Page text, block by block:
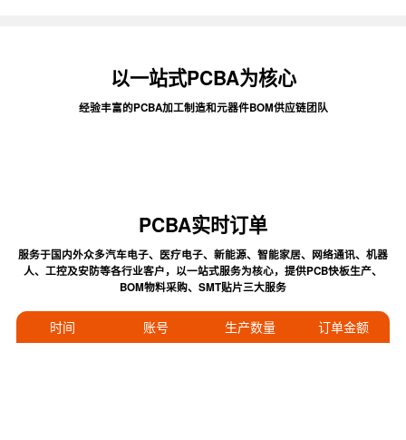
以一站式PCBA为核心
经验丰富的PCBA加工制造和元器件BOM供应链团队
PCBA实时订单
服务于国内外众多汽车电子、医疗电子、新能源、智能家居、网络通讯、机器
人、工控及安防等各行业客户，以一站式服务为核心，提供PCB快板生产、
BOM物料采购、SMT贴片三大服务
时间 账号 生产数量 订单金额